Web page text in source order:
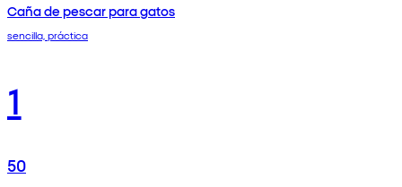
Caña de pescar para gatos
sencilla, práctica
1
50